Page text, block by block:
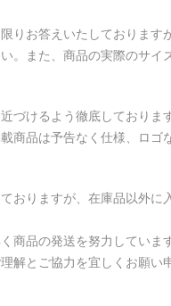
りお答えいたしておりま
。また、商品の実際のサ
づけるよう徹底しておりま
商品は予告なく仕様、ロゴ
おりますが、在庫品以外
商品の発送を努力してい
解とご協力を宜しくお願い